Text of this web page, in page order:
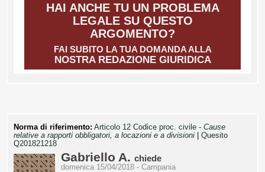
HAI ANCHE TU UN PROBLEMA
LEGALE SU QUESTO
ARGOMENTO?
FAI SUBITO LA TUA DOMANDA ALLA
NOSTRA REDAZIONE GIURIDICA
Norma di riferimento: Articolo 12 Codice proc. civile - Cause
relative a rapporti obbligatori, a locazioni e a divisioni
Quesito
Q201821218
Gabriello A. chiede
domenica 15/04/2018 - Campania